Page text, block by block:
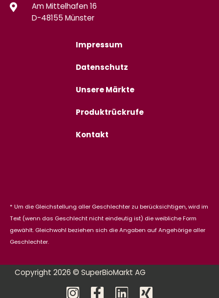
Am Mittelhafen 16
D-48155 Münster
Impressum
Datenschutz
Unsere Märkte
Produktrückrufe
Kontakt
* Um die Gleichstellung aller Geschlechter zu berücksichtigen, wird im
Text (wenn das Geschlecht nicht eindeutig ist) die weibliche Form
gewählt. Gleichwohl beziehen sich die Angaben auf Angehörige aller
Geschlechter.
Copyright 2026 © SuperBioMarkt AG